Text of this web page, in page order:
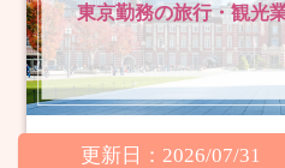
東京勤務の旅行・観光
更新日：2026/07/31